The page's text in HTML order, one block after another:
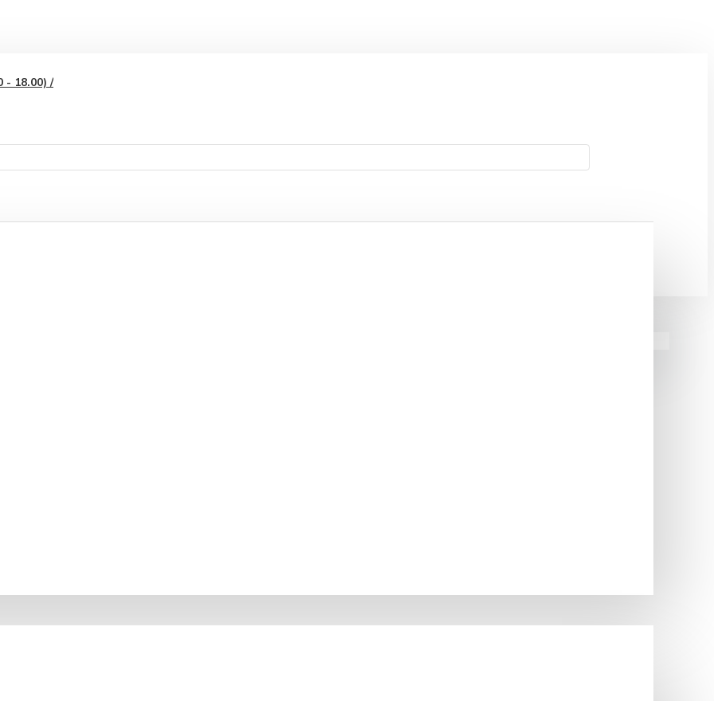
- 18.00) /